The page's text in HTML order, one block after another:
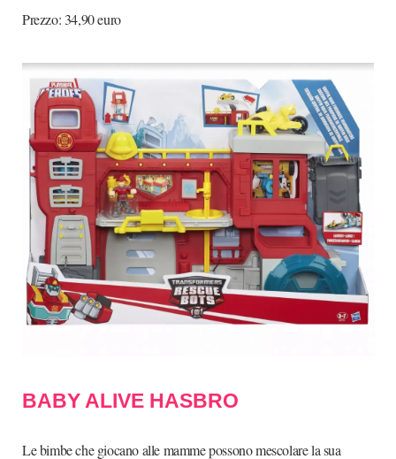
Prezzo: 34,90 euro
BABY ALIVE HASBRO
Le bimbe che giocano alle mamme possono mescolare la sua